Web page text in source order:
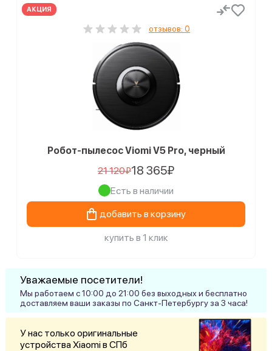
АКЦИЯ
отзывов: 0
Робот-пылесос Viomi V5 Pro, черный
21 120₽18 365₽
Есть в наличии
добавить в корзину
купить в 1 клик
Уважаемые посетители!
Мы работаем с 10:00 до 21:00 без выходных и бесплатно
доставляем ваши заказы по Санкт-Петербургу за 3 часа!
У нас только оригинальные
устройства Xiaomi в СПб